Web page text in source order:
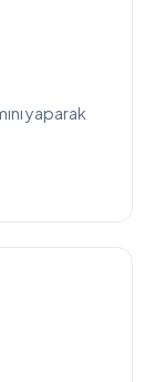
yaparak